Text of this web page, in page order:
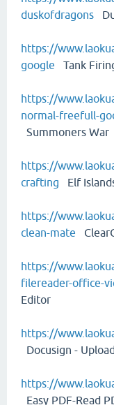
duskofdragons
https://
google Tank
https://
normal-freefull-
Summoners War
https://
crafting Elf
https://
clean-mate
https://
filereader-office-
Editor
https://
Docusign -
https://
Easy PDF-Read